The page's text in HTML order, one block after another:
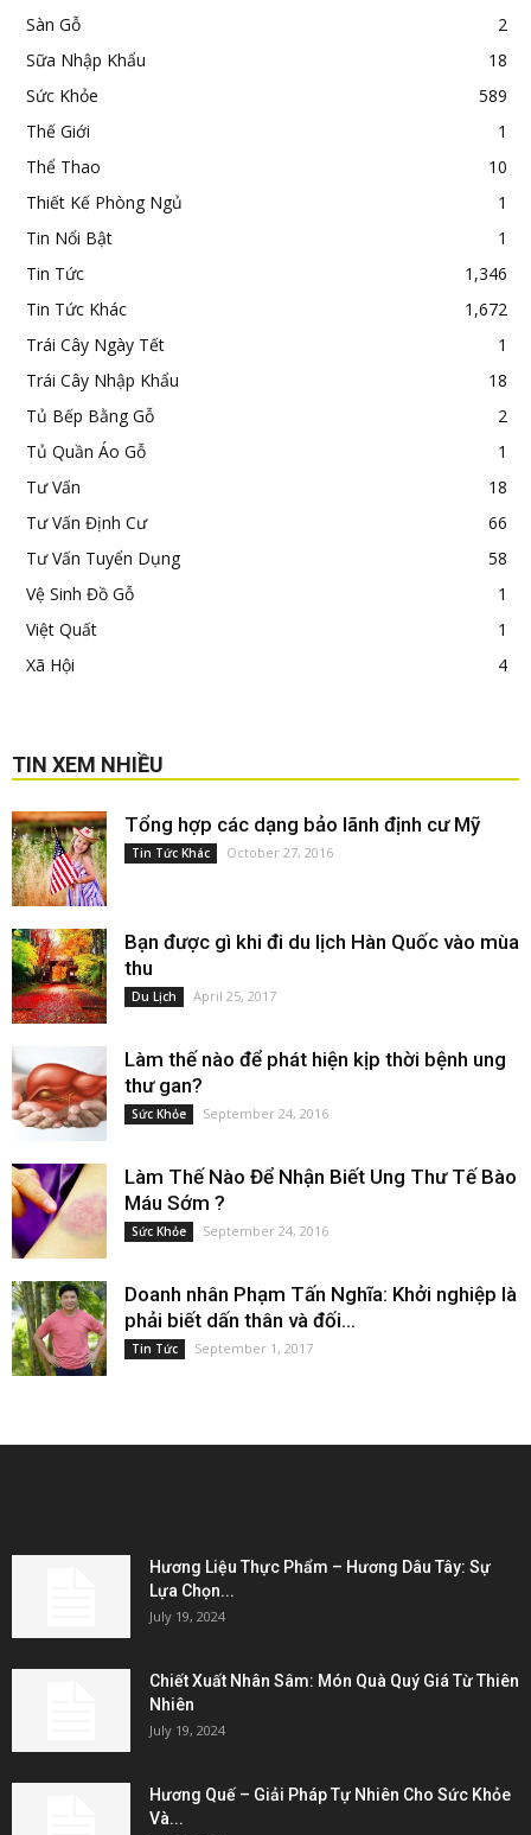
Sàn Gỗ
2
Sữa Nhập Khẩu
18
Sức Khỏe
589
Thế Giới
1
Thể Thao
10
Thiết Kế Phòng Ngủ
1
Tin Nổi Bật
1
Tin Tức
1,346
Tin Tức Khác
1,672
Trái Cây Ngày Tết
1
Trái Cây Nhập Khẩu
18
Tủ Bếp Bằng Gỗ
2
Tủ Quần Áo Gỗ
1
Tư Vấn
18
Tư Vấn Định Cư
66
Tư Vấn Tuyển Dụng
58
Vệ Sinh Đồ Gỗ
1
Việt Quất
1
Xã Hội
4
TIN XEM NHIỀU
Tổng hợp các dạng bảo lãnh định cư Mỹ
Tin Tức Khác October 27, 2016
Bạn được gì khi đi du lịch Hàn Quốc vào mùa
thu
Du Lịch April 25, 2017
Làm thế nào để phát hiện kịp thời bệnh ung
thư gan?
Sức Khỏe September 24, 2016
Làm Thế Nào Để Nhận Biết Ung Thư Tế Bào
Máu Sớm ?
Sức Khỏe September 24, 2016
Doanh nhân Phạm Tấn Nghĩa: Khởi nghiệp là
phải biết dấn thân và đối...
Tin Tức September 1, 2017
Hương Liệu Thực Phẩm – Hương Dâu Tây: Sự
Lựa Chọn...
July 19, 2024
Chiết Xuất Nhân Sâm: Món Quà Quý Giá Từ Thiên
Nhiên
July 19, 2024
Hương Quế – Giải Pháp Tự Nhiên Cho Sức Khỏe
Và...